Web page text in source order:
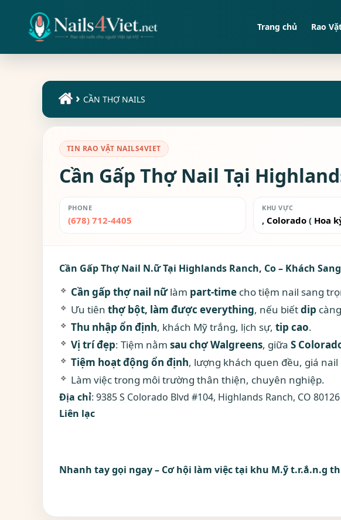
Trang chủ Rao
› CẦN THỢ NAILS
TIN RAO VẶT NAILS4VIET
Cần Gấp Thợ Nail Tại
PHONE
(678) 712-4405
KHU VỰC
, Colorado ( Hoa
Cần Gấp Thợ Nail N.ữ Tại Highlands Ranch, Co – Khách
Cần gấp thợ nail nữlàm part-time cho tiệm nail sang
Ưu tiên thợ bột, làm được everything, nếu biếtdip
Thu nhập ổn định, khách Mỹ trắng, lịch sự, tip cao.
Vị trí đẹp: Tiệm nằm sau chợ Walgreens, giữa S
Tiệm hoạt động ổn định, lượng khách quen đều, giá nail
Làm việc trong môi trường thân thiện, chuyên nghiệp.
Địa chỉ: 9385 S Colorado Blvd #104, Highlands Ranch, CO 80126
Liên lạc
Nhanh tay gọi ngay – Cơ hội làm việc tại khu M.ỹ t.r.ắ.n.g